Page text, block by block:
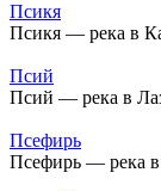
Псикя
Псикя — река в
Псий
Псий — река в
Псефирь
Псефирь — река в